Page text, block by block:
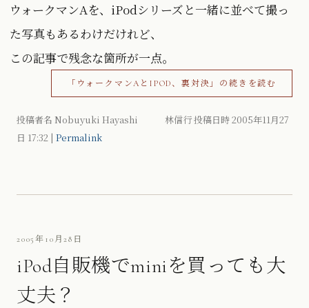
ウォークマンAを、iPodシリーズと一緒に並べて撮っ
た写真もあるわけだけれど、
この記事で残念な箇所が一点。
「ウォークマンAとIPOD、裏対決」の続きを読む
投稿者名 Nobuyuki Hayashi 林信行 投稿日時 2005年11月27
日 17:32 | Permalink
2005年10月28日
iPod自販機でminiを買っても大
丈夫？